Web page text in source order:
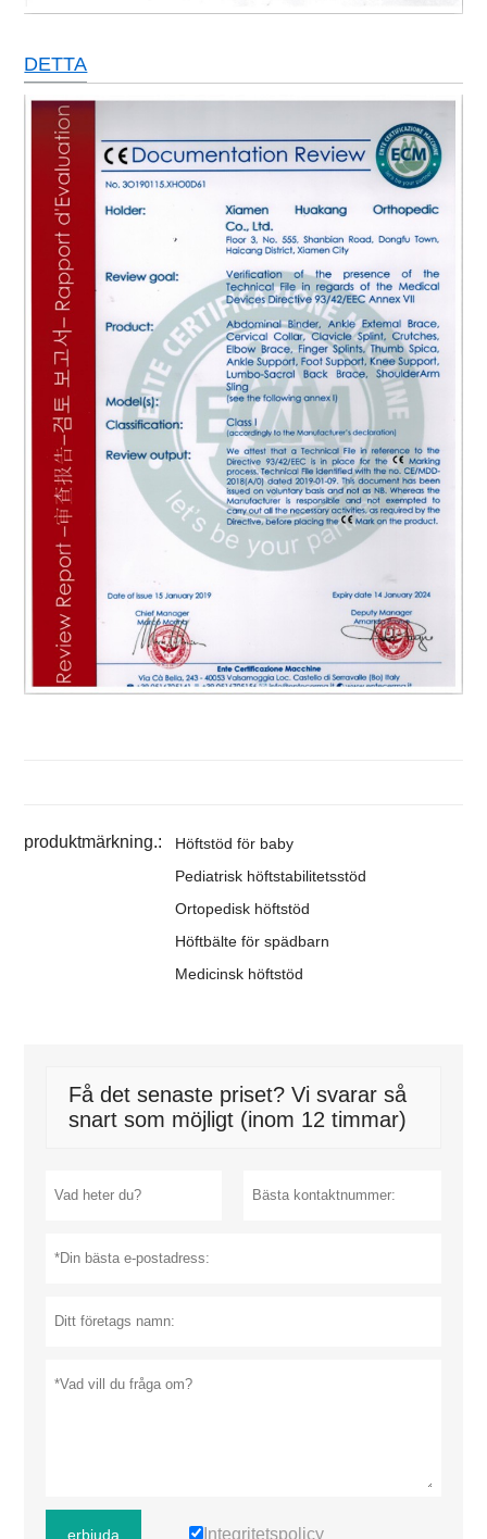
DETTA
produktmärkning.:
Höftstöd för baby
Pediatrisk höftstabilitetsstöd
Ortopedisk höftstöd
Höftbälte för spädbarn
Medicinsk höftstöd
Få det senaste priset? Vi svarar så
snart som möjligt (inom 12 timmar)
erbjuda Integritetspolicy